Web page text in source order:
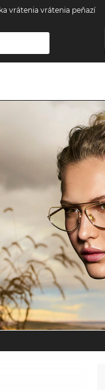
vrátenia vrátenia peňazí